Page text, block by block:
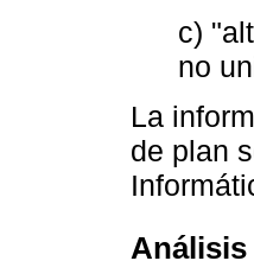
c)
no
La
de plan